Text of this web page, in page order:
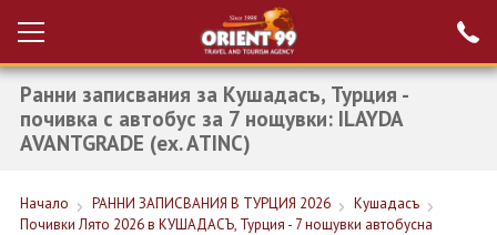
Вход за агенти
Проверка на
резервация
РАННИ ЗАПИСВАНИЯ ТУРЦИЯ
НОВА ГОДИНА ТУРЦИЯ
Ранни записвания за Кушадасъ, Турция -
почивка с автобус за 7 нощувки: ILAYDA
AVANTGRADE (ex. ATINC)
Начало РАННИ ЗАПИСВАНИЯ В ТУРЦИЯ 2026
Кушадасъ
Почивки Лято 2026 в КУШАДАСЪ, Турция - 7 нощувки автобусна